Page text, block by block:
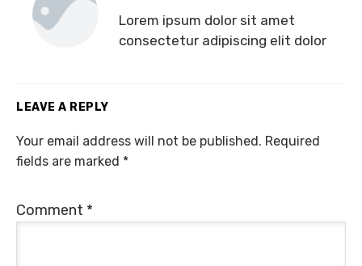
Lorem ipsum dolor sit amet
consectetur adipiscing elit dolor
LEAVE A REPLY
Your email address will not be published. Required
fields are marked *
Comment *